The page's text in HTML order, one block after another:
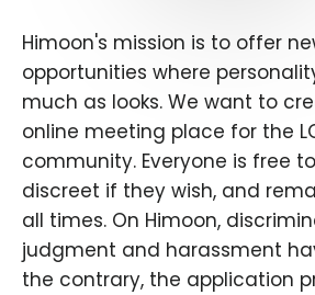
Himoon's mission is to offer
opportunities where
much as looks. We want to
online meeting place for the
community. Everyone is free
discreet if they wish, and
all times. On Himoon,
judgment and harassment
the contrary, the application